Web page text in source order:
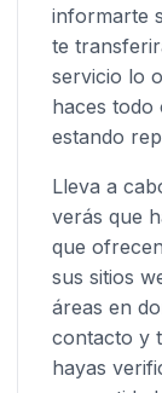
informarte
te
servicio lo
haces todo
estando
Lleva a
verás que
que
sus sitios
áreas en
contacto y
hayas